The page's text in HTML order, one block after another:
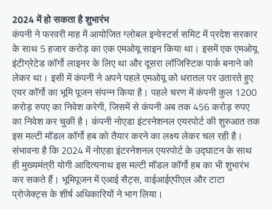
2024 में हो सकता है शुभारंभ
कंपनी ने फरवरी माह में आयोजित ग्लोबल इन्वेस्टर्स समिट में प्रदेश सरकार
के साथ 5 हजार करोड़ का एक एमओयू साइन किया था। इसमें एक एमओयू
इंटीग्रेटेड कॉर्गो लाइनर के लिए था और दूसरा लॉजिस्टिक पार्क बनाने को
लेकर था। इसी में कंपनी ने अपने पहले एमओयू को धरातल पर उतारते हुए
एयर कॉर्गो का भूमि पूजन संपन्न किया है। पहले चरण में कंपनी कुल 1200
करोड़ रुपए का निवेश करेगी, जिसमें से कंपनी अब तक 456 करोड़ रुपए
का निवेश कर चुकी है। कंपनी नोएडा इंटरनेशनल एयरपोर्ट की शुरुआत तक
इस मल्टी मॉडल कॉर्गो हब को तैयार करने का लक्ष्य लेकर चल रही है।
संभावना है कि 2024 में नोएडा इंटरनेशनल एयरपोर्ट के उद्घाटन के साथ
ही मुख्यमंत्री योगी आदित्यनाथ इस मल्टी मॉडल कॉर्गो हब का भी शुभारंभ
कर सकते हैं। भूमिपूजन में एआई सैट्स, वाईआईएपीएल और टाटा
प्रोजेक्ट्स के शीर्ष अधिकारियों ने भाग लिया।